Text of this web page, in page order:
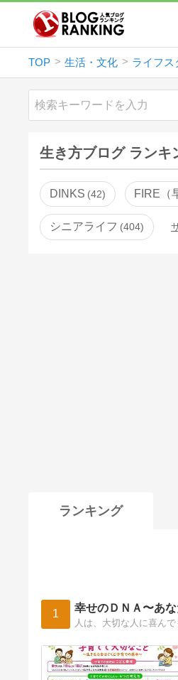
TOP 生活・文化 ライフス
生き方ブログ ランキ
DINKS 42 FIRE（
シニアライフ 404
ランキング
1 幸せのＤＮＡ〜あ
人は、大切な人に喜ん